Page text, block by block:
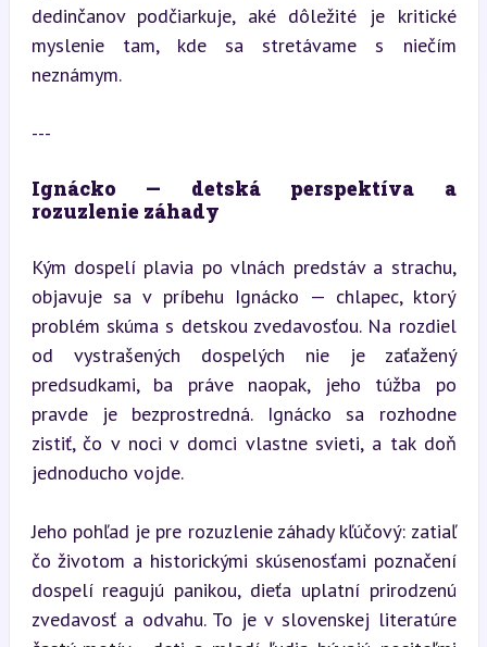
dedinčanov podčiarkuje, aké dôležité je kritické
myslenie tam, kde sa stretávame s niečím
neznámym.
---
Ignácko — detská perspektíva a
rozuzlenie záhady
Kým dospelí plavia po vlnách predstáv a strachu,
objavuje sa v príbehu Ignácko — chlapec, ktorý
problém skúma s detskou zvedavosťou. Na rozdiel
od vystrašených dospelých nie je zaťažený
predsudkami, ba práve naopak, jeho túžba po
pravde je bezprostredná. Ignácko sa rozhodne
zistiť, čo v noci v domci vlastne svieti, a tak doň
jednoducho vojde.
Jeho pohľad je pre rozuzlenie záhady kľúčový: zatiaľ
čo životom a historickými skúsenosťami poznačení
dospelí reagujú panikou, dieťa uplatní prirodzenú
zvedavosť a odvahu. To je v slovenskej literatúre